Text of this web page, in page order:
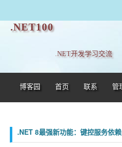
.NET100
.NET开发学习交流
博客园 首页 联系 管
.NET 8最强新功能：键控服务依